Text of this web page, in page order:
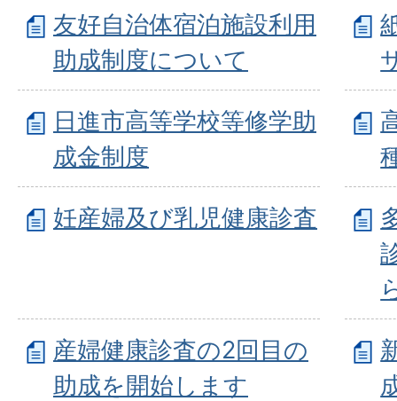
友好自治体宿泊施設利用
助成制度について
日進市高等学校等修学助
成金制度
妊産婦及び乳児健康診査
産婦健康診査の2回目の
助成を開始します